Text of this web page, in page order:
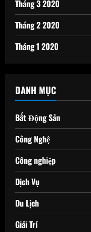
Tháng 3 2020
Tháng 2 2020
Tháng 1 2020
DANH MỤC
Bất Động Sản
Công Nghệ
Công nghiệp
Dịch Vụ
Du Lịch
Giải Trí